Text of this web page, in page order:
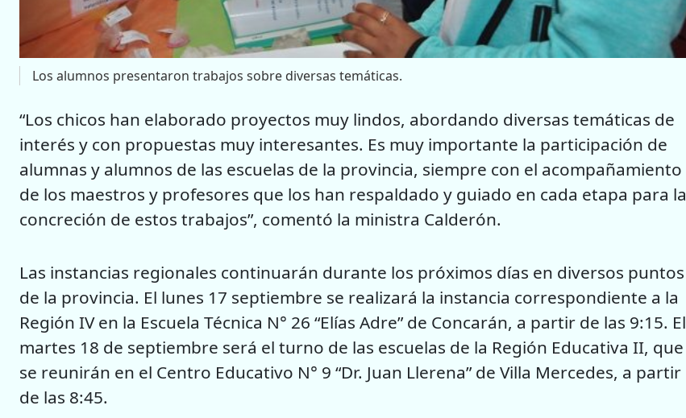
Los alumnos presentaron trabajos sobre diversas temáticas.
“Los chicos han elaborado proyectos muy lindos, abordando diversas temáticas de
interés y con propuestas muy interesantes. Es muy importante la participación de
alumnas y alumnos de las escuelas de la provincia, siempre con el acompañamiento
de los maestros y profesores que los han respaldado y guiado en cada etapa para la
concreción de estos trabajos”, comentó la ministra Calderón.
Las instancias regionales continuarán durante los próximos días en diversos puntos
de la provincia. El lunes 17 septiembre se realizará la instancia correspondiente a la
Región IV en la Escuela Técnica N° 26 “Elías Adre” de Concarán, a partir de las 9:15. El
martes 18 de septiembre será el turno de las escuelas de la Región Educativa II, que
se reunirán en el Centro Educativo N° 9 “Dr. Juan Llerena” de Villa Mercedes, a partir
de las 8:45.